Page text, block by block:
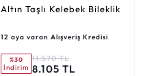
Altın Taşlı Kelebek Bileklik
12 aya varan Alışveriş Kredisi
%30
İndirim
11.570 TL
8.105 TL